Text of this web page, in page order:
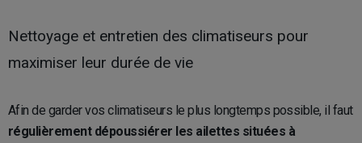
Nettoyage et entretien des climatiseurs pour
maximiser leur durée de vie
Afin de garder vos climatiseurs le plus longtemps possible, il faut
régulièrement dépoussiérer les ailettes situées à